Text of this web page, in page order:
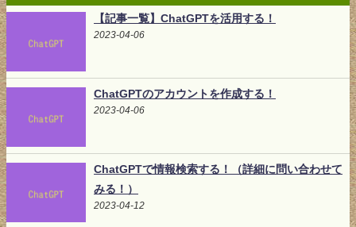
【記事一覧】ChatGPTを活用する！
2023-04-06
ChatGPTのアカウントを作成する！
2023-04-06
ChatGPTで情報検索する！（詳細に問い合わせて
みる！）
2023-04-12